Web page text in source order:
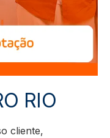
RIO
cliente,